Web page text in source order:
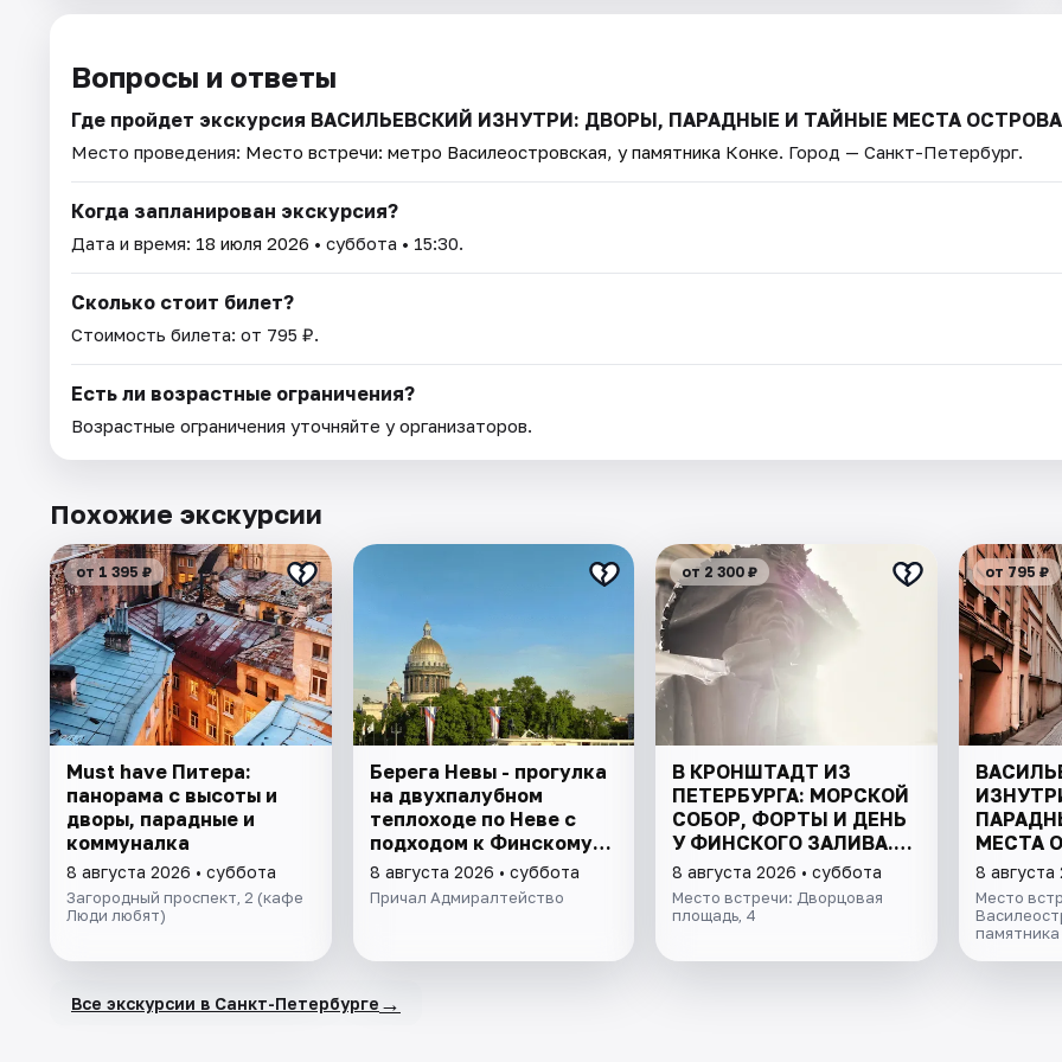
Вопросы и ответы
Где пройдет экскурсия ВАСИЛЬЕВСКИЙ ИЗНУТРИ: ДВОРЫ, ПАРАДНЫЕ И ТАЙНЫЕ МЕСТА
Место проведения: Место встречи: метро Василеостровская, у памятника Конке. Город — Санкт-Петербург.
Когда запланирован экскурсия?
Дата и время: 18 июля 2026 • суббота • 15:30.
Сколько стоит билет?
Стоимость билета: от 795 ₽.
Есть ли возрастные ограничения?
Возрастные ограничения уточняйте у организаторов.
Похожие экскурсии
от 1 395 ₽
Must have Питера:
панорама с высоты и
дворы, парадные и
коммуналка
8 августа 2026 • суббота
Загородный проспект, 2 (кафе
Люди любят)
Берега Невы - прогулка
на двухпалубном
теплоходе по Неве с
подходом к Финскому
заливу
8 августа 2026 • суббота
Причал Адмиралтейство
от 2 300 ₽
В КРОНШТАДТ ИЗ
ПЕТЕРБУРГА: МОРСКОЙ
СОБОР, ФОРТЫ И ДЕНЬ
У ФИНСКОГО ЗАЛИВА.
ВСЁ ВКЛЮЧЕНО
8 августа 2026 • суббота
Место встречи: Дворцовая
площадь, 4
от 795 ₽
МЕСТА
8 августа
Место
Все экскурсии в Санкт-Петербурге →